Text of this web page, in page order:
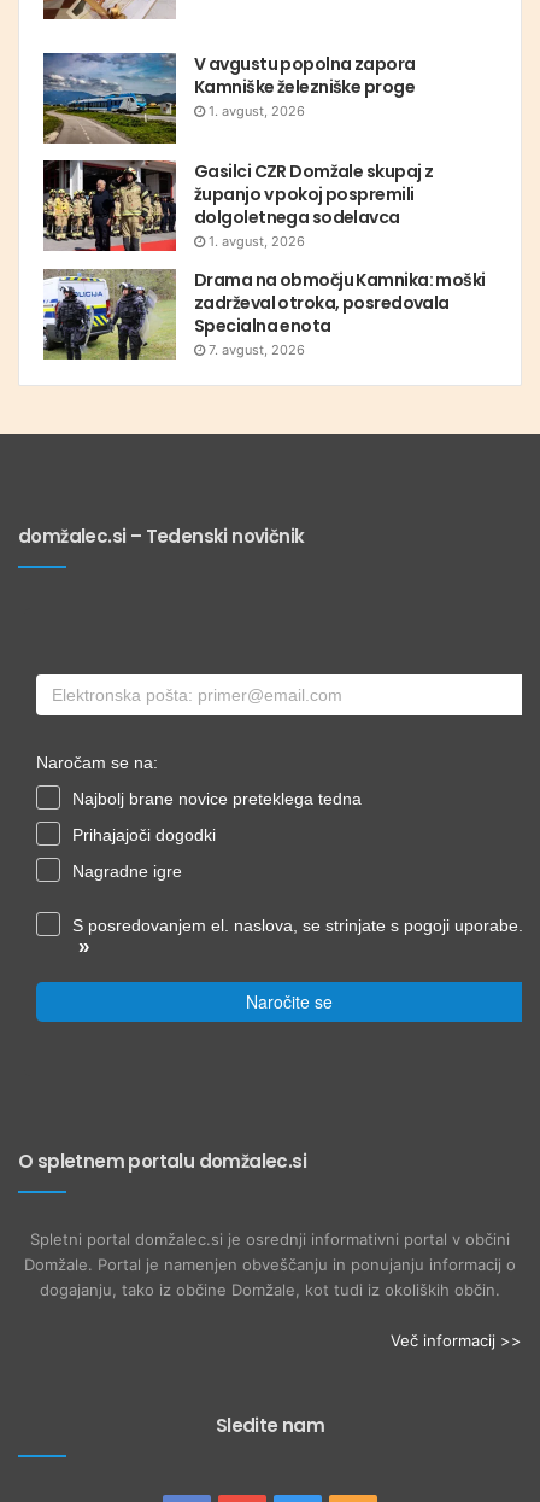
V avgustu popolna zapora
Kamniške železniške proge
1. avgust, 2026
Gasilci CZR Domžale skupaj z
županjo v pokoj pospremili
dolgoletnega sodelavca
1. avgust, 2026
Drama na območju Kamnika: moški
zadrževal otroka, posredovala
Specialna enota
7. avgust, 2026
domžalec.si – Tedenski novičnik
Naročam se na:
Najbolj brane novice preteklega tedna
Prihajajoči dogodki
Nagradne igre
S posredovanjem el. naslova, se strinjate s pogoji uporabe.
»
Naročite se
O spletnem portalu domžalec.si
Spletni portal domžalec.si je osrednji informativni portal v občini
Domžale. Portal je namenjen obveščanju in ponujanju informacij o
dogajanju, tako iz občine Domžale, kot tudi iz okoliških občin.
Več informacij >>
Sledite nam